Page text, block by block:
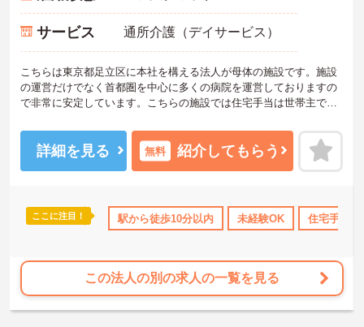
日以上 高収入 社会保険完備 退職金制度あり
サービス 通所介護（デイサービス）
こちらは東京都足立区に本社を構える法人が母体の施設です。施設
の運営だけでなく首都圏を中心に多くの病院を運営しておりますの
で非常に安定しています。こちらの施設では住宅手当は世帯主でな
す。また、首都圏にある同系列の病院を受診した際は医療費減免制
度が利用できます◎このように母体が安定しているからならではの
充実した福利厚生が魅力です。ご興味のある方には面接のポイント
詳細を見る 無料 紹介してもらう
ここに注目！ 駅から徒歩10分以内 未経験OK 住宅手当・
この法人の別の求人の一覧を見る